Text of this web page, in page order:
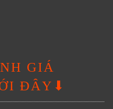
GIÁ
ĐÂY⬇